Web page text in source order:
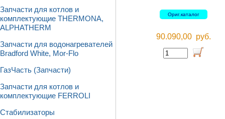
Запчасти для котлов и
комплектующие THERMONA,
ALPHATHERM
Запчасти для водонагревателей
Bradford White, Mor-Flo
ГазЧасть (Запчасти)
Запчасти для котлов и
комплектующие FERROLI
Стабилизаторы
Ориг.каталог
90.090,00 руб.